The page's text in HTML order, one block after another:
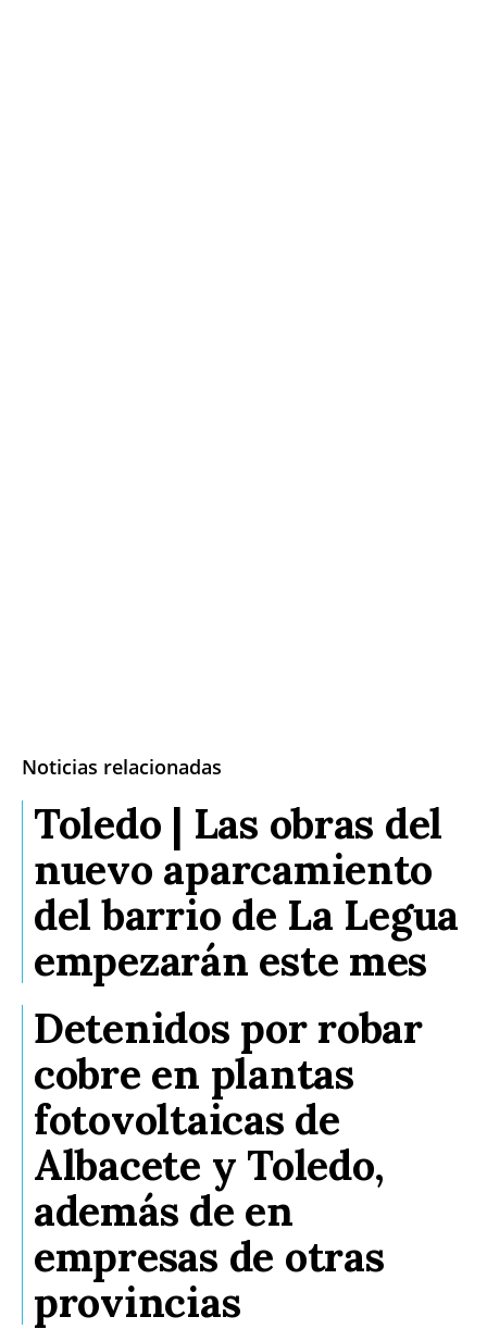
Noticias relacionadas
Toledo | Las obras del
nuevo aparcamiento
del barrio de La Legua
empezarán este mes
Detenidos por robar
cobre en plantas
fotovoltaicas de
Albacete y Toledo,
además de en
empresas de otras
provincias